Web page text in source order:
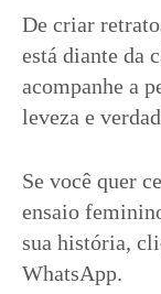
De criar
está diante da
acompanhe a
leveza e
Se você quer
ensaio
sua história,
WhatsApp.